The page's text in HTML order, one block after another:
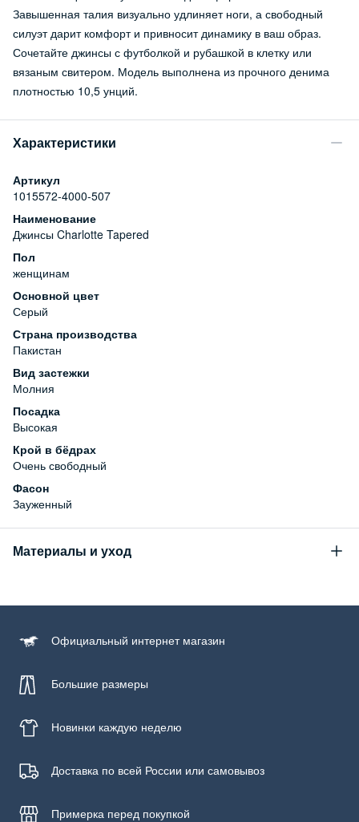
Завышенная талия визуально удлиняет ноги, а свободный
силуэт дарит комфорт и привносит динамику в ваш образ.
Сочетайте джинсы с футболкой и рубашкой в клетку или
вязаным свитером. Модель выполнена из прочного денима
плотностью 10,5 унций.
Характеристики
Артикул
1015572-4000-507
Наименование
Джинсы Charlotte Tapered
Пол
женщинам
Основной цвет
Серый
Страна производства
Пакистан
Вид застежки
Молния
Посадка
Высокая
Крой в бёдрах
Очень свободный
Фасон
Зауженный
Материалы и уход
100% хлопок
Бережная стирка при температуре не более 30С, химчистка
запрещена
Официальный интернет магазин
Большие размеры
Новинки каждую неделю
Доставка по всей России или самовывоз
Примерка перед покупкой